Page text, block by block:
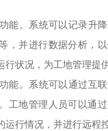
能。系统可以记录升
，并进行数据分析，
行状况，为工地管理提
能。系统可以通过互
工地管理人员可以通
运行情况，并进行远程